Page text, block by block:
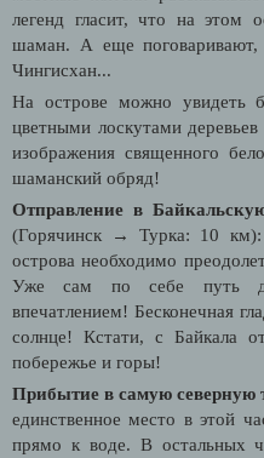
легенд гласит, что на этом
шаман. А еще поговаривают,
Чингисхан...
На острове можно увидеть
цветными лоскутами
изображения священного
шаманский обряд!
Отправление в
(Горячинск → Турка: 10 км):
острова необходимо
Уже сам по себе путь до
впечатлением! Бесконечная
солнце! Кстати, с Байкала
побережье и горы!
Прибытие в самую северную
единственное место в этой
прямо к воде. В остальных